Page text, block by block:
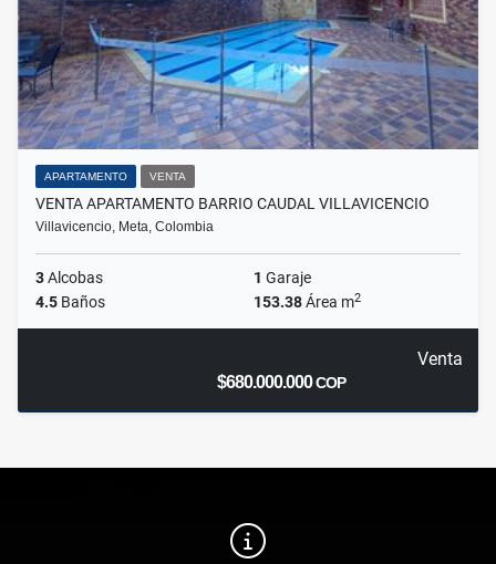
APARTAMENTO VENTA
VENTA APARTAMENTO BARRIO CAUDAL VILLAVICENCIO
Villavicencio, Meta, Colombia
3Alcobas 1 Garaje
4.5 Baños 153.38Área m2
Venta
$680.000.000COP